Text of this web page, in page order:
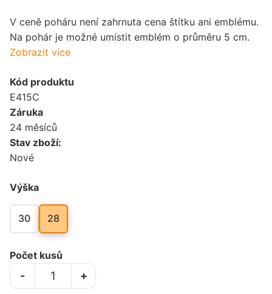
V ceně poháru není zahrnuta cena štítku ani emblému.
Na pohár je možné umístit emblém o průměru 5 cm.
Zobrazit více
Kód produktu
E415C
Záruka
24 měsíců
Stav zboží:
Nové
Výška
30 28
Počet kusů
+
-